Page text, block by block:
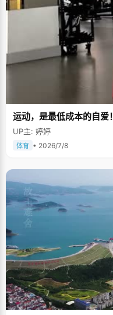
运动，是最低成本的自爱！
UP主: 婷婷
体育 • 2026/7/8